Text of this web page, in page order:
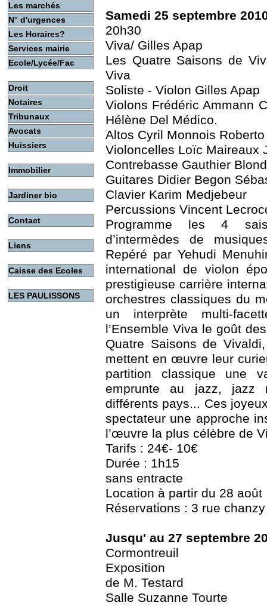
Les marchés
N° d'urgences
Les Horaires?
Services mairie
Ecole/Lycée/Fac
Droit
Notaires
Tribunaux
Avocats
Huissiers
Immobilier
Jardiner bio
Contact
Liens
Caisse des Ecoles
LES PAULISSONS
Samedi 25 septembre
20h30
Viva/ Gilles Apap
Les Quatre Saisons de
Viva
Soliste - Violon Gilles Apap
Violons Frédéric Ammann
Hélène Del Médico.
Altos Cyril Monnois
Violoncelles Loïc Maireaux
Contrebasse Gauthier
Guitares Didier Begon
Clavier Karim Medjebeur
Percussions Vincent
Programme les 4
d’intermèdes de
Repéré par Yehudi
international de violon
prestigieuse carrière
orchestres classiques du
un interprète multi-
l’Ensemble Viva le goût
Quatre Saisons de
mettent en œuvre leur
partition classique une
emprunte au jazz, jazz
différents pays... Ces
spectateur une approche
l’œuvre la plus célèbre de
Tarifs : 24€- 10€
Durée : 1h15
sans entracte
Location à partir du 28 août
Réservations : 3 rue
Jusqu' au 27 septembre
Cormontreuil
Exposition
de M. Testard
Salle Suzanne Tourte